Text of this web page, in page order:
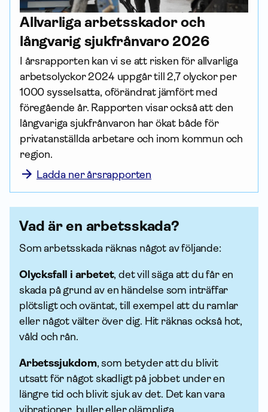
Allvarliga arbets­skador och
långvarig sjukfrånvaro 2026
I årsrapporten kan vi se att risken för allvarliga
arbetsolyckor 2024 uppgår till 2,7 olyckor per
1000 sysselsatta, oförändrat jämfört med
föregående år. Rapporten visar också att den
långvariga sjukfrånvaron har ökat både för
privatanställda arbetare och inom kommun och
region.
Ladda ner årsrapporten
Vad är en arbetsskada?
Som arbetsskada räknas något av följande:
Olycksfall i arbetet, det vill säga att du får en
skada på grund av en händelse som inträffar
plötsligt och oväntat, till exempel att du ramlar
eller något välter över dig. Hit räknas också hot,
våld och rån.
Arbets­sjuk­dom, som betyder att du blivit
utsatt för något skadligt på jobbet under en
längre tid och blivit sjuk av det. Det kan vara
vibrationer, buller eller olämpliga